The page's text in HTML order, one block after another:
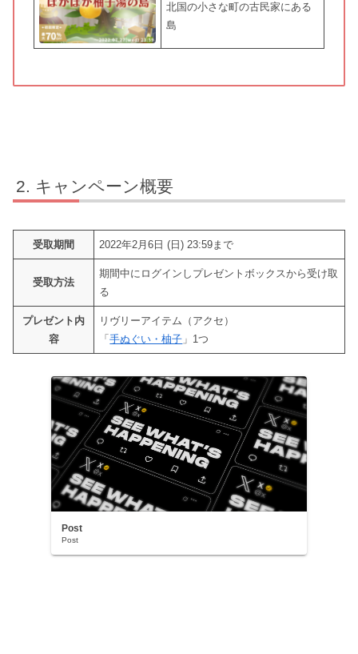
北国の小さな町の古民家にある
島
キャンペーン概要
受取期間 2022年2月6日 (日) 23:59まで
受取方法
期間中にログインしプレゼントボックスから受け取
る
プレゼント内
容
リヴリーアイテム（アクセ）
「手ぬぐい・柚子 」1つ
Post
Post